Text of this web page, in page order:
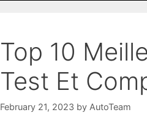
Top 10
Test Et
February 21, 2023 by AutoTeam